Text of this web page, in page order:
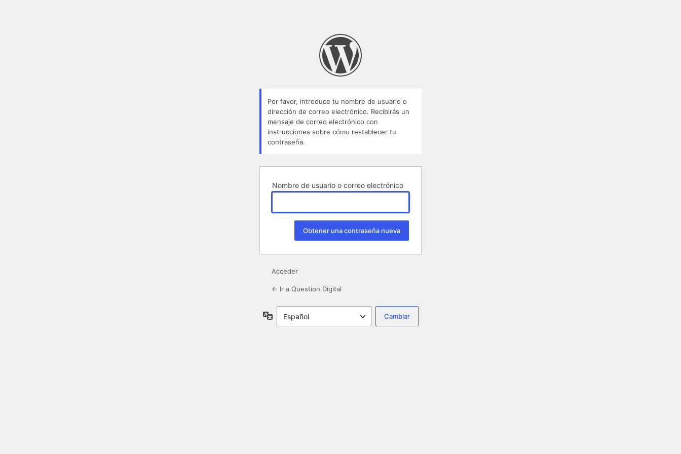
Por favor, introduce tu nombre de usuario o
dirección de correo electrónico. Recibirás un
mensaje de correo electrónico con
instrucciones sobre cómo restablecer tu
contraseña.
Nombre de usuario o correo electrónico
Acceder
← Ir a Question Digital
Idioma